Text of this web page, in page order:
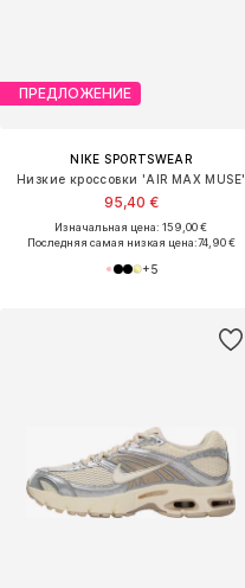
ПРЕДЛОЖЕНИЕ
NIKE SPORTSWEAR
Низкие кроссовки 'AIR MAX MUSE'
95,40 €
Изначальная цена: 159,00 €
Последняя самая низкая цена:74,90 €
+5